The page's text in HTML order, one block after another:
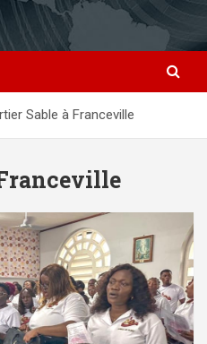
Sable à Franceville